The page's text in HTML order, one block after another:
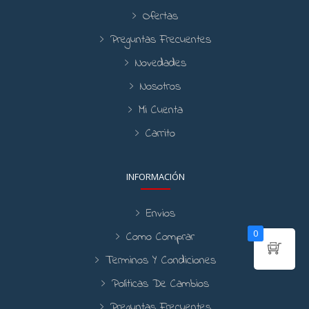
Ofertas
Preguntas Frecuentes
Novedades
Nosotros
Mi Cuenta
Carrito
INFORMACIÓN
Envios
Como Comprar
Terminos Y Condiciones
Políticas De Cambios
0